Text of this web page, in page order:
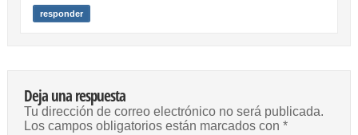
responder
Deja una respuesta
Tu dirección de correo electrónico no será publicada.
Los campos obligatorios están marcados con *